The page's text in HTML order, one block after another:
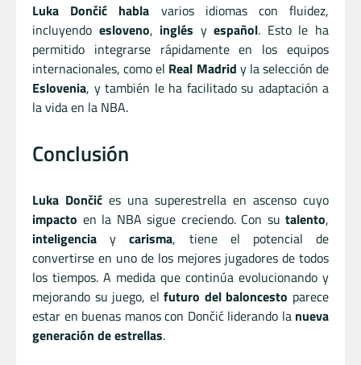
Luka Dončić habla varios idiomas con fluidez,
incluyendo esloveno, inglés yespañol. Esto le ha
permitido integrarse rápidamente en los equipos
internacionales, como el Real Madrid y la selección de
Eslovenia, y también le ha facilitado su adaptación a
la vida en la NBA.
Conclusión
Luka Dončić es una superestrella en ascenso cuyo
impacto en la NBA sigue creciendo. Con su talento,
inteligencia ycarisma, tiene el potencial de
convertirse en uno de los mejores jugadores de todos
los tiempos. A medida que continúa evolucionando y
mejorando su juego, elfuturo del baloncesto parece
estar en buenas manos con Dončić liderando la nueva
generación de estrellas.